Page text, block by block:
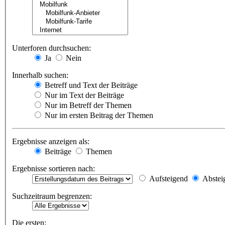
Unterforen durchsuchen:
Ja
Nein
Innerhalb suchen:
Betreff und Text der Beiträge
Nur im Text der Beiträge
Nur im Betreff der Themen
Nur im ersten Beitrag der Themen
Ergebnisse anzeigen als:
Beiträge
Themen
Ergebnisse sortieren nach:
Aufsteigend
Suchzeitraum begrenzen:
Die ersten: